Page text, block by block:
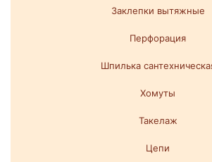
Заклепки вытяжные
Перфорация
Шпилька
Хомуты
Такелаж
Цепи